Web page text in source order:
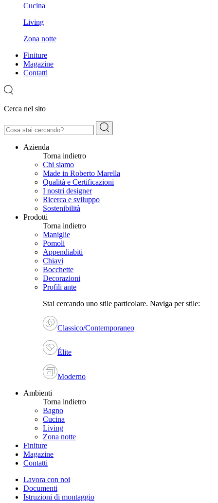
Cucina
Living
Zona notte
Finiture
Magazine
Contatti
Cerca nel sito
Azienda
Torna indietro
Chi siamo
Made in Roberto Marella
Qualità e Certificazioni
I nostri designer
Ricerca e sviluppo
Sostenibilità
Prodotti
Torna indietro
Maniglie
Pomoli
Appendiabiti
Chiavi
Bocchette
Decorazioni
Profili ante
Stai cercando uno stile particolare. Naviga per stile:
Classico/Contemporaneo
Élite
Moderno
Ambienti
Torna indietro
Bagno
Cucina
Living
Zona notte
Finiture
Magazine
Contatti
Lavora con noi
Documenti
Istruzioni di montaggio